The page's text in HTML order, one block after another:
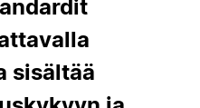
sisältää